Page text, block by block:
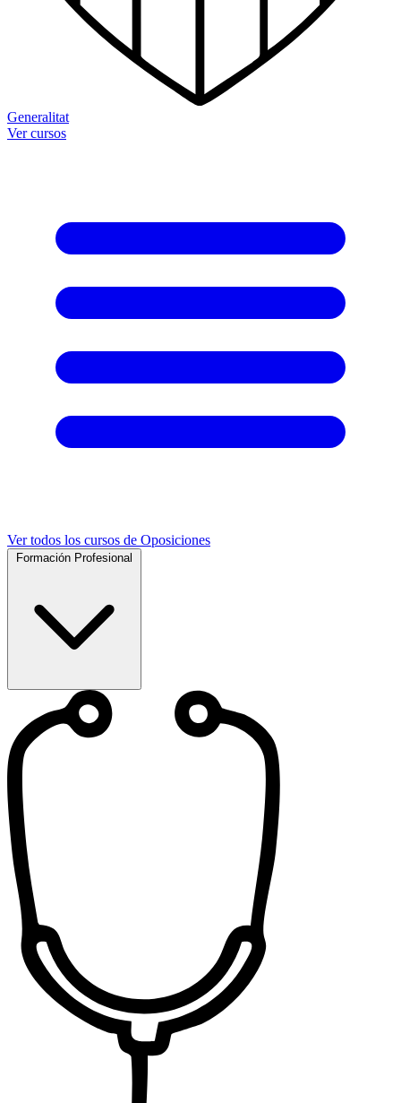
Generalitat
Ver cursos
Ver todos los cursos de Oposiciones
Formación Profesional